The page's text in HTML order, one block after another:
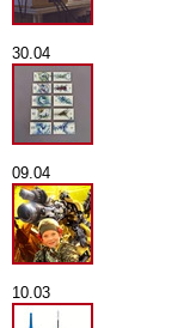
30.04
09.04
10.03